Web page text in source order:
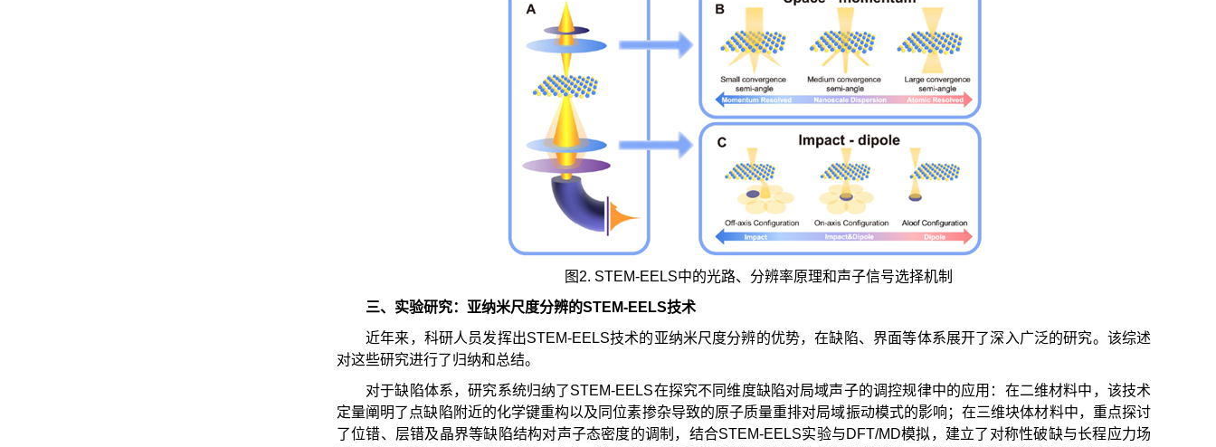
图2. STEM-EELS中的光路、分辨率原理和声子信号选择机制
三、实验研究：亚纳米尺度分辨的STEM-EELS技术
近年来，科研人员发挥出STEM-EELS技术的亚纳米尺度分辨的优势，在缺陷、界面等体系展开了深入广泛的研究。该综述
对这些研究进行了归纳和总结。
对于缺陷体系，研究系统归纳了STEM-EELS在探究不同维度缺陷对局域声子的调控规律中的应用：在二维材料中，该技术
定量阐明了点缺陷附近的化学键重构以及同位素掺杂导致的原子质量重排对局域振动模式的影响；在三维块体材料中，重点探讨
了位错、层错及晶界等缺陷结构对声子态密度的调制，结合STEM-EELS实验与DFT/MD模拟，建立了对称性破缺与长程应力场